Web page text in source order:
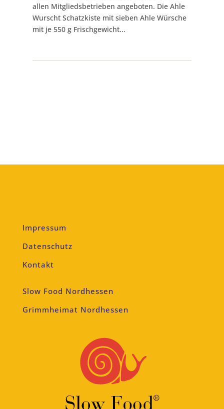
allen Mitgliedsbetrieben angeboten. Die Ahle
Wurscht Schatzkiste mit sieben Ahle Würsche
mit je 550 g Frischgewicht...
Impressum
Datenschutz
Kontakt
Slow Food Nordhessen
Grimmheimat Nordhessen